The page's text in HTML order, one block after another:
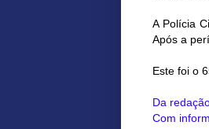
A Polícia
Após a
Este foi o
Da
Com